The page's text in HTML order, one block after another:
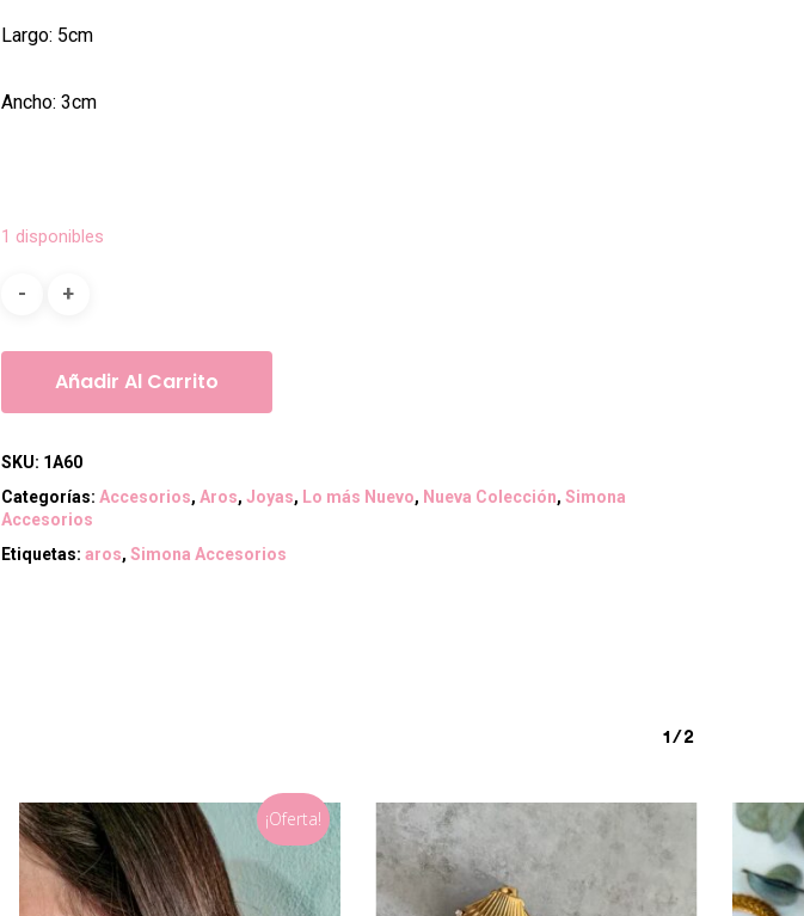
Largo: 5cm
Ancho: 3cm
1 disponibles
Añadir Al Carrito
SKU: 1A60
Categorías: Accesorios, Aros, Joyas, Lo más Nuevo, Nueva Colección, Simona
Accesorios
Etiquetas: aros, Simona Accesorios
1/2
¡Oferta!